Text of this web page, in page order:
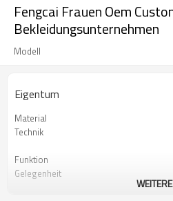
Fengcai Frauen Oem
Bekleidungsunternehmen
Modell
Eigentum
Material
Technik
Funktion
Gelegenheit
XXS -
WEITERE